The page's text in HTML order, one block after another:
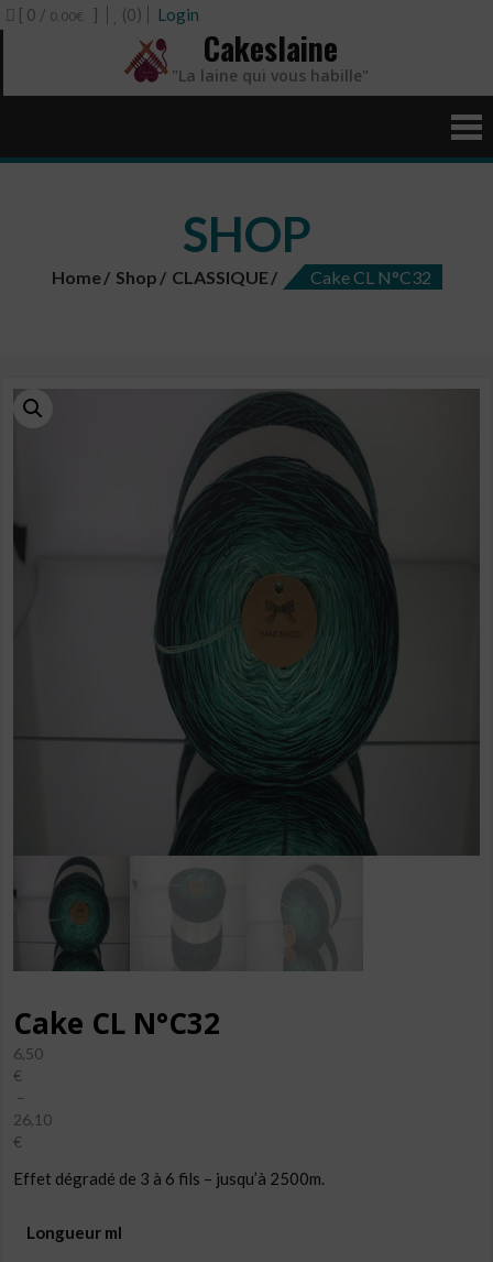
[ 0 / 0,00€ ] (0) Login
Cakeslaine
"La laine qui vous habille"
SHOP
Home Shop CLASSIQUE Cake CL N°C32
Cake CL N°C32
6,50
€
–
26,10
€
de
6,50€
Effet dégradé de 3 à 6 fils – jusqu’à 2500m.
Longueur ml